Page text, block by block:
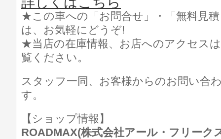
★この車への「お問合せ」・「無料見
は、お気軽にどうぞ!
★当店の在庫情報、お店へのアクセス
覧ください。
スタッフ一同、お客様からのお問い合
す。
【ショップ情報】
ROADMAX(株式会社アール・フリー